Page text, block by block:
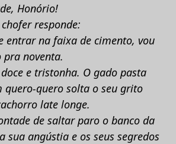
Honório!
responde:
entrar na faixa de cimento, vou
noventa.
e tristonha. O gado pasta
quero-quero solta o seu grito
late longe.
de saltar paro o banco da
sua angústia e os seus segredos